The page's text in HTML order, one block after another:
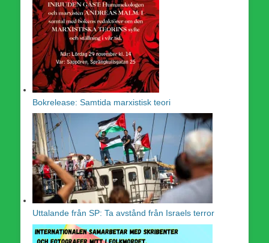
Bokrelease: Samtida marxistisk teori
Uttalande från SP: Ta avstånd från Israels terror